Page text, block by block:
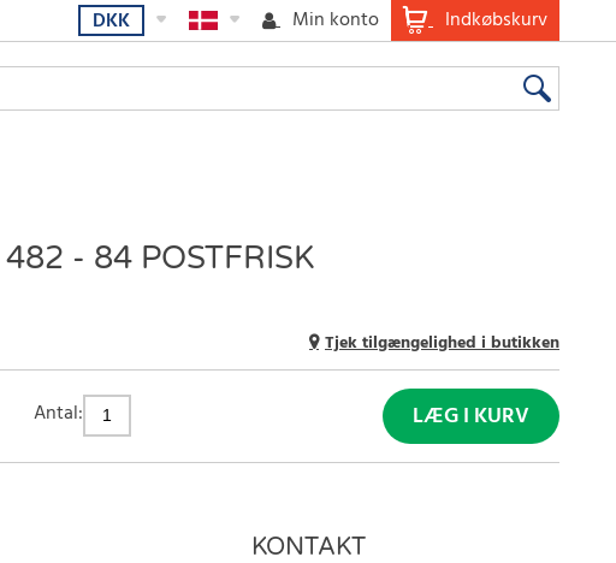
Indkøbskurv
Min konto
DKK
- 84 POSTFRISK
Tjek tilgængelighed i butikken
Antal: LÆG I KURV
KONTAKT